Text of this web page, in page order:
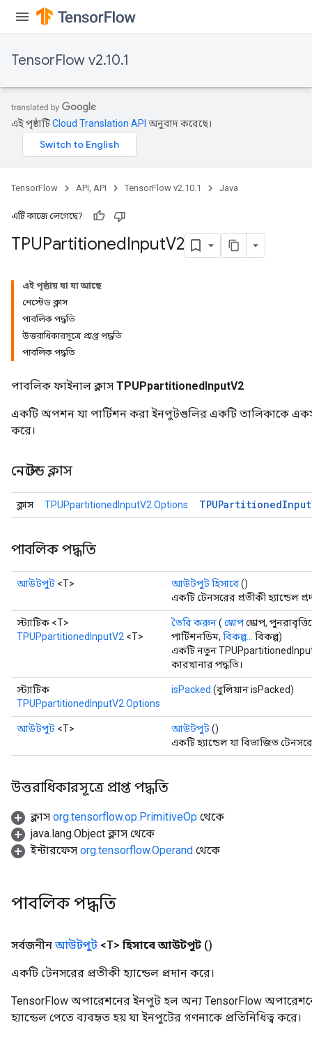
TensorFlow v2.10.1
এই পৃষ্ঠাটিCloud Translation API অনুবাদ করেছে।
TensorFlow API, API TensorFlow v2.10.1 Java
এটি কাজে লেগেছে?
TPUPartitionedInputV2
এই পৃষ্ঠায় যা যা আছে
নেস্টেড ক্লাস
পাবলিক পদ্ধতি
উত্তরাধিকারসূত্রে প্রাপ্ত পদ্ধতি
পাবলিক পদ্ধতি
পাবলিক ফাইনাল ক্লাস TPUPpartitionedInputV2
একটি অপশন যা পার্টিশন করা ইনপুটগুলির একটি তালিকাকে
করে।
নেস্টেড ক্লাস
ক্লাস TPUPpartitionedInputV2.Options TPUPartitionedInput
পাবলিক পদ্ধতি
আউটপুট <T> আউটপুট হিসাবে()
একটি টেনসরের প্রতীকী হ্যান্ডেল
স্ট্যাটিক <T>
TPUPpartitionedInputV2 <T>
তৈরি করুন( স্কোপস্কোপ,
পার্টিশনডিম, বিকল্প...
বিকল্প)
একটি নতুন
কারখানার পদ্ধতি।
স্ট্যাটিক
TPUPpartitionedInputV2.Options
isPacked (বুলিয়ান isPacked)
আউটপুট <T> আউটপুট()
একটি হ্যান্ডেল যা বিভাজিত
উত্তরাধিকারসূত্রে প্রাপ্ত পদ্ধতি
ক্লাস org.tensorflow.op.PrimitiveOp থেকে
java.lang.Object ক্লাস থেকে
ইন্টারফেস org.tensorflow.Operand থেকে
পাবলিক পদ্ধতি
সর্বজনীন আউটপুট <T> হিসাবে আউটপুট ()
একটি টেনসরের প্রতীকী হ্যান্ডেল প্রদান করে।
TensorFlow অপারেশনের ইনপুট হল অন্য TensorFlow
হ্যান্ডেল পেতে ব্যবহৃত হয় যা ইনপুটের গণনাকে প্রতিনিধিত্ব করে।